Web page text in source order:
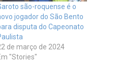
são-roquense é o
jogador do São Bento
disputa do Capeonato
de março de 2024
"Stories"